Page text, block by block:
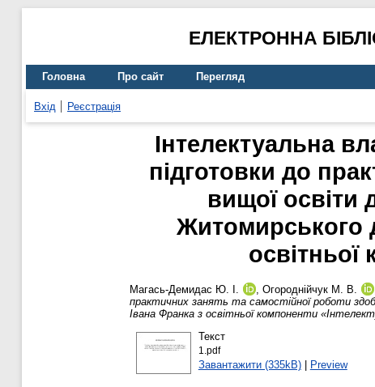
ЕЛЕКТРОННА
Головна Про сайт Перегляд
Вхід Реєстрація
Інтелектуальна
підготовки до
вищої освіти
Житомирського
освітньої
Магась-Демидас Ю. І. , Огороднійчук М. В.
практичних занять та самостійної роботи
Івана Франка з освітньої компоненти
Текст
1.pdf
Завантажити (335kB)| Preview